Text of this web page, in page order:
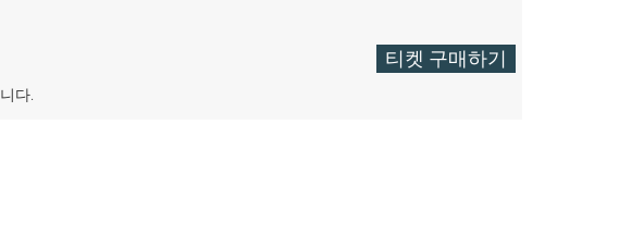
티켓 구매하기
다.